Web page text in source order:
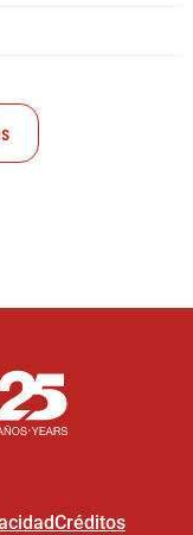
Créditos